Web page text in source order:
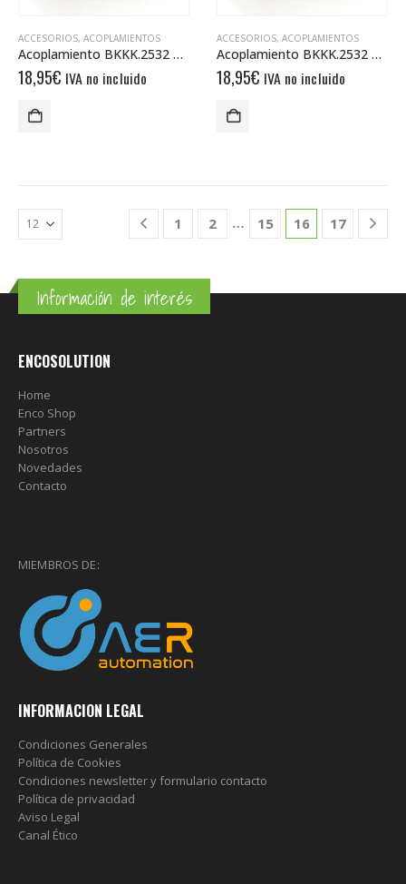
ACCESORIOS, ACOPLAMIENTOS
Acoplamiento BKKK.2532 12/12
18,95€ IVA no incluido
ACCESORIOS, ACOPLAMIENTOS
Acoplamiento BKKK.2532 10/12
18,95€ IVA no incluido
1 2 … 15 16 17
Información de interés
ENCOSOLUTION
Home
Enco Shop
Partners
Nosotros
Novedades
Contacto
MIEMBROS DE:
INFORMACION LEGAL
Condiciones Generales
Política de Cookies
Condiciones newsletter y formulario contacto
Política de privacidad
Aviso Legal
Canal Ético